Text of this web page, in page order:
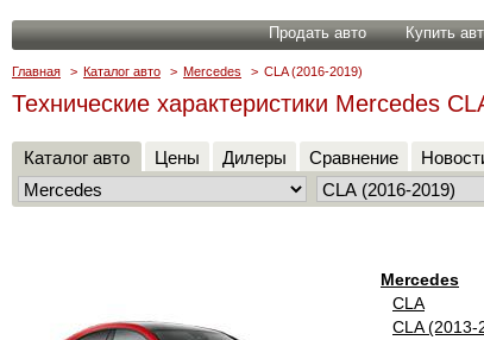
Продать авто Купить
Главная > Каталог авто > Mercedes > CLA (2016-2019)
Технические характеристики Mercedes
Каталог авто Цены Дилеры Сравнение
Mercedes
CLA
CLA (2013-